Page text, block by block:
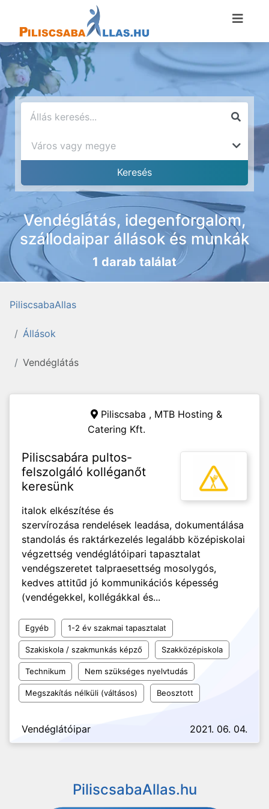
Vendéglátás, idegenforgalom,
szállodaipar állások és munkák
1 darab találat
PiliscsabaAllas
Állások
Vendéglátás
Piliscsaba , MTB Hosting &
Catering Kft.
Piliscsabára pultos-
felszolgáló kolléganőt
keresünk
italok elkészítése és
szervírozása rendelések leadása, dokumentálása
standolás és raktárkezelés legalább középiskolai
végzettség vendéglátóipari tapasztalat
vendégszeretet talpraesettség mosolygós,
kedves attitűd jó kommunikációs képesség
(vendégekkel, kollégákkal és...
Egyéb 1-2 év szakmai tapasztalat
Szakiskola / szakmunkás képző Szakközépiskola
Technikum Nem szükséges nyelvtudás
Megszakítás nélküli (váltásos) Beosztott
Vendéglátóipar 2021. 06. 04.
PiliscsabaAllas.hu